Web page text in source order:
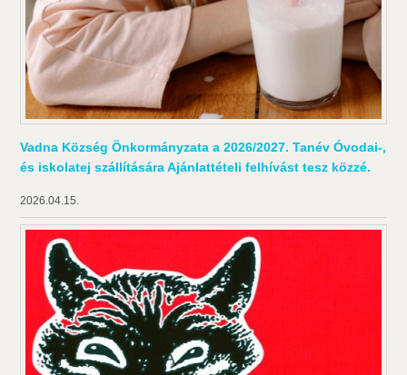
Vadna Község Önkormányzata a 2026/2027. Tanév Óvodai-,
és iskolatej szállítására Ajánlattételi felhívást tesz közzé.
2026.04.15.